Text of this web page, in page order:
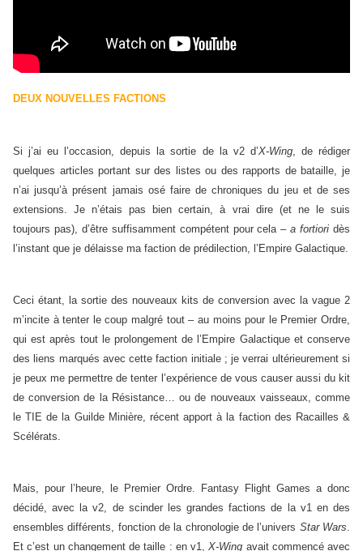
DEUX NOUVELLES FACTIONS
Si j’ai eu l’occasion, depuis la sortie de la v2 d’X-Wing, de rédiger
quelques articles portant sur des listes ou des rapports de bataille, je
n’ai jusqu’à présent jamais osé faire de chroniques du jeu et de ses
extensions. Je n’étais pas bien certain, à vrai dire (et ne le suis
toujours pas), d’être suffisamment compétent pour cela –a fortiori dès
l’instant que je délaisse ma faction de prédilection, l’Empire Galactique.
Ceci étant, la sortie des nouveaux kits de conversion avec la vague 2
m’incite à tenter le coup malgré tout – au moins pour le Premier Ordre,
qui est après tout le prolongement de l’Empire Galactique et conserve
des liens marqués avec cette faction initiale ; je verrai ultérieurement si
je peux me permettre de tenter l’expérience de vous causer aussi du kit
de conversion de la Résistance… ou de nouveaux vaisseaux, comme
le TIE de la Guilde Minière, récent apport à la faction des Racailles &
Scélérats.
Mais, pour l’heure, le Premier Ordre. Fantasy Flight Games a donc
décidé, avec la v2, de scinder les grandes factions de la v1 en des
ensembles différents, fonction de la chronologie de l’univers Star Wars.
Et c’est un changement de taille : en v1,X-Wing avait commencé avec